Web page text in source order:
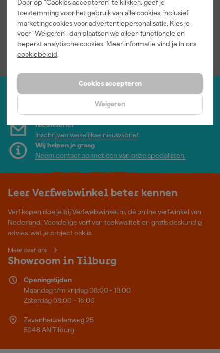
Door op "Cookies accepteren" te klikken, geef je
toestemming voor het gebruik van alle cookies, inclusief
marketingcookies voor advertentiepersonalisatie. Kies je
voor "Weigeren", dan plaatsen we alleen functionele en
beperkt analytische cookies. Meer informatie vind je in ons
cookiebeleid.
Cookies accepteren
Weigeren
Adviesprijs 6,00
3
incl. BTW
,
incl. BTW
Log-in en beheer je bestellingen en gegevens
Nieuwsbrief
Inschrijven wekelijkse nieuwsbrief
Wij helpen je graag
Neem contact op met één van onze specialisten.
Leer Verfwebwinkel beter kennen
Verf kopen doe je bij Verfwebwinkel.nl, dé online verfwinkel van
Nederland. Voordelige verf van topkwaliteit en gratis deskundig
advies, wat je project ook is.
Meer over ons
Showroom in Tilburg
Openingstijden
Maandag t/m vrijdag 08:00 - 18:00
Zaterdag 08:00 - 16:00
Zevenheuvelenweg 25
5048 AN Tilburg